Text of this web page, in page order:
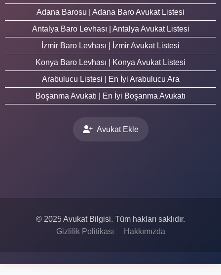
Adana Barosu | Adana Baro Avukat Listesi
Antalya Baro Levhası | Antalya Avukat Listesi
İzmir Baro Levhası | İzmir Avukat Listesi
Konya Baro Levhası | Konya Avukat Listesi
Arabulucu Listesi | En İyi Arabulucu Ara
Boşanma Avukatı | En İyi Boşanma Avukatı
Avukat Ekle
© 2025 Avukat Bilgisi. Tüm hakları saklıdır.
Gizlilik Politikası
Hakkımızda